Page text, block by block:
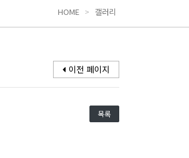
HOME > 갤러리
이전 페이지
목록